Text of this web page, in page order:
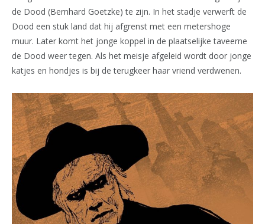
de Dood (Bernhard Goetzke) te zijn. In het stadje verwerft de
Dood een stuk land dat hij afgrenst met een metershoge
muur. Later komt het jonge koppel in de plaatselijke taveerne
de Dood weer tegen. Als het meisje afgeleid wordt door jonge
katjes en hondjes is bij de terugkeer haar vriend verdwenen.